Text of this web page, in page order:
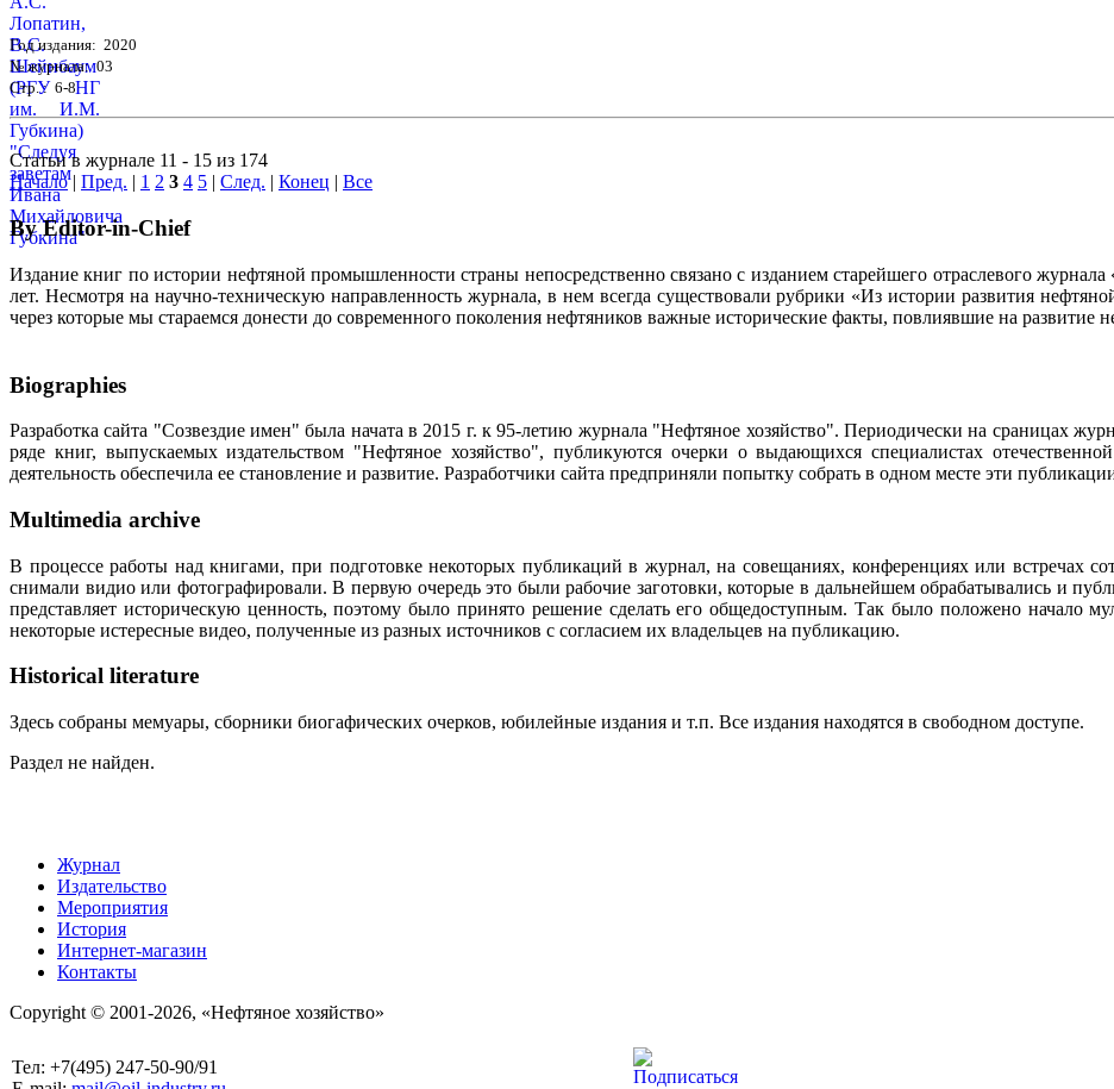
Год издания: 2020
№ журнала: 03
Стр. : 6-8
Статьи в журнале 11 - 15 из 174
Начало| Пред. | 1 2 3 4 5 | След. | Конец | Все
By Editor-in-Chief
Издание книг по истории нефтяной промышленности страны непосредственно связано с изданием старейшего отраслевого
лет. Несмотря на научно-техническую направленность журнала, в нем всегда существовали рубрики «Из истории развития
через которые мы стараемся донести до современного поколения нефтяников важные исторические факты, повлиявшие на развитие
Biographies
Разработка сайта "Созвездие имен" была начата в 2015 г. к 95-летию журнала "Нефтяное хозяйство". Периодически на сраницах
ряде книг, выпускаемых издательством "Нефтяное хозяйство", публикуются очерки о выдающихся специалистах
деятельность обеспечила ее становление и развитие. Разработчики сайта предприняли попытку собрать в одном месте эти
Multimedia archive
В процессе работы над книгами, при подготовке некоторых публикаций в журнал, на совещаниях, конференциях или встречах
снимали видио или фотографировали. В первую очередь это были рабочие заготовки, которые в дальнейшем обрабатывались и
представляет историческую ценность, поэтому было принято решение сделать его общедоступным. Так было положено начало
некоторые истересные видео, полученные из разных источников с согласием их владельцев на публикацию.
Historical literature
Здесь собраны мемуары, сборники биогафических очерков, юбилейные издания и т.п. Все издания находятся в свободном доступе.
Раздел не найден.
Журнал
Издательство
Мероприятия
История
Интернет-магазин
Контакты
Copyright © 2001-2026, «Нефтяное хозяйство»
Тел: +7(495) 247-50-90/91